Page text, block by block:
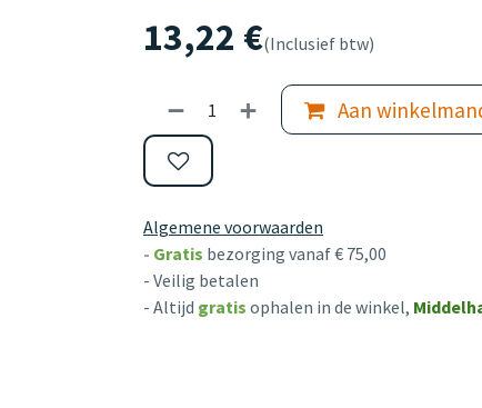
13,22 €(Inclusief btw)
Aan
Algemene voorwaarden
- Gratis bezorging vanaf € 75,00
- Veilig betalen
- Altijd gratis ophalen in de winkel,